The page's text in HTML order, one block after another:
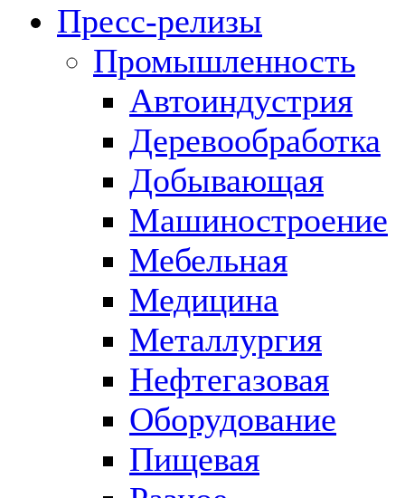
Пресс-релизы
Промышленность
Автоиндустрия
Деревообработка
Добывающая
Машиностроение
Мебельная
Медицина
Металлургия
Нефтегазовая
Оборудование
Пищевая